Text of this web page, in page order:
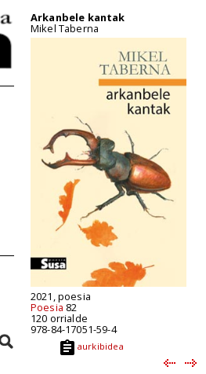
Arkanbele kantak
Mikel Taberna
2021, poesia
Poesia 82
120 orrialde
978-84-17051-59-4
aurkibidea